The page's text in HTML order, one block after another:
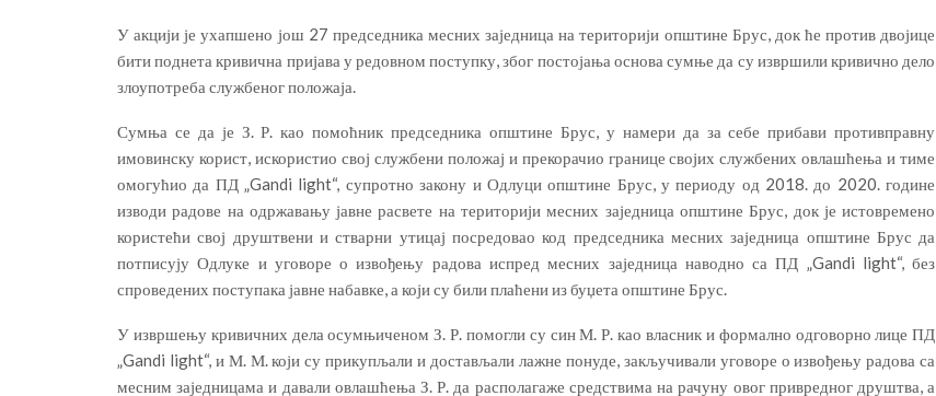
У акцији је ухапшено још 27 председника месних заједница на територији општине Брус, док ће против двојице
бити поднета кривична пријава у редовном поступку, због постојања основа сумње да су извршили кривично дело
злоупотреба службеног положаја.
Сумња се да је З. Р. као помоћник председника општине Брус, у намери да за себе прибави противправну
имовинску корист, искористио свој службени положај и прекорачио границе својих службених овлашћења и тиме
омогућио да ПД „Gandi light“, супротно закону и Одлуци општине Брус, у периоду од 2018. до 2020. године
изводи радове на одржавању јавне расвете на територији месних заједница општине Брус, док је истовремено
користећи свој друштвени и стварни утицај посредовао код председника месних заједница општине Брус да
потписују Одлуке и уговоре о извођењу радова испред месних заједница наводно са ПД „Gandi light“, без
спроведених поступака јавне набавке, а који су били плаћени из буџета општине Брус.
У извршењу кривичних дела осумњиченом З. Р. помогли су син М. Р. као власник и формално одговорно лице ПД
„Gandi light“, и М. М. који су прикупљали и достављали лажне понуде, закључивали уговоре о извођењу радова са
месним заједницама и давали овлашћења З. Р. да располагаже средствима на рачуну овог привредног друштва, а